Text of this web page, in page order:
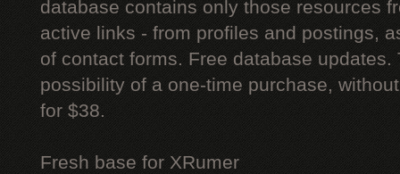
database contains only those resources
active links - from profiles and postings,
of contact forms. Free database updates.
possibility of a one-time purchase,
for $38.
Fresh base for XRumer